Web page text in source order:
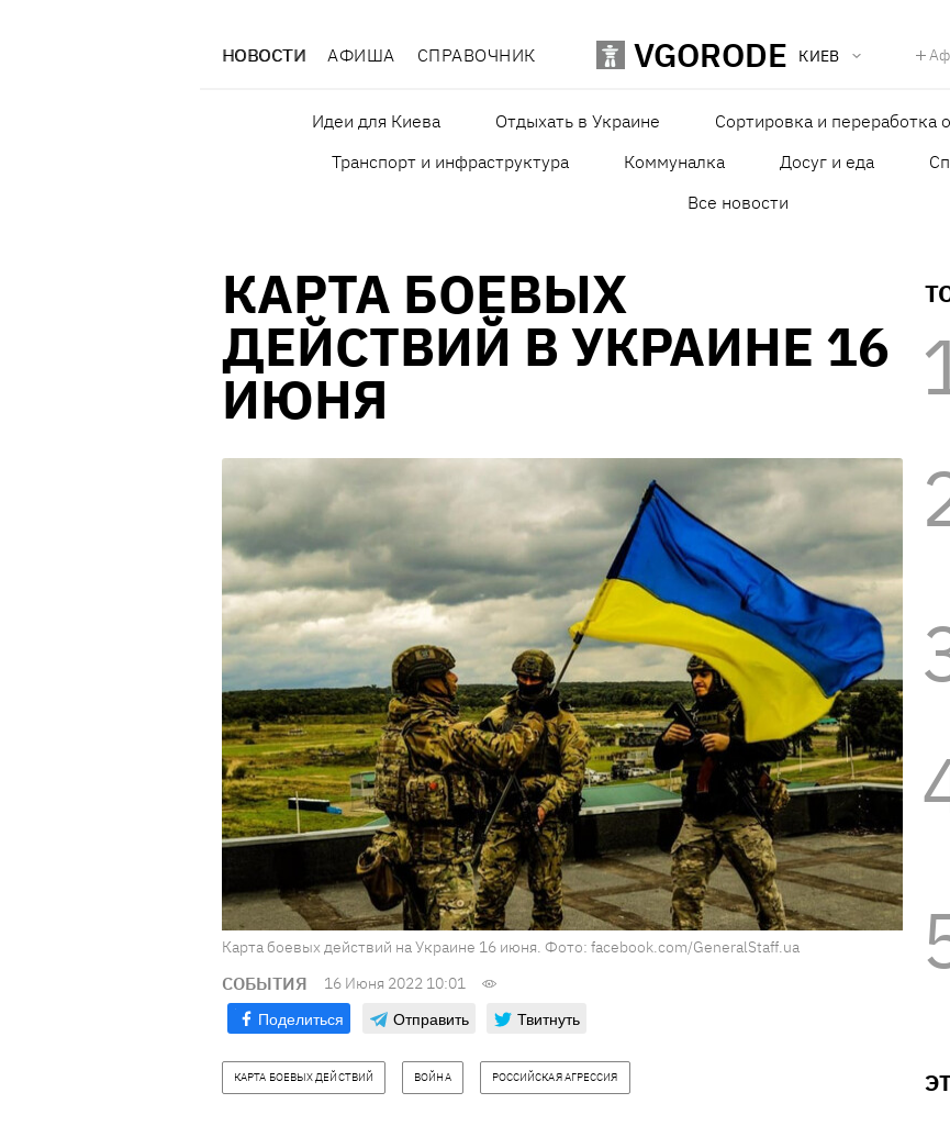
НОВОСТИ АФИША СПРАВОЧНИК VGORODE КИЕВ
Идеи для Киева Отдыхать в Украине Сортировка и переработка
Транспорт и инфраструктура
Коммуналка Досуг и еда
Все новости
КАРТА БОЕВЫХ
ДЕЙСТВИЙ В УКРАИНЕ 16
ИЮНЯ
Карта боевых действий на Украине 16 июня. Фото: facebook.com/GeneralStaff.ua
СОБЫТИЯ 16 Июня 2022 10:01
Поделиться Отправить Твитнуть
КАРТА БОЕВЫХ ДЕЙСТВИЙ ВОЙНА РОССИЙСКАЯ АГРЕССИЯ